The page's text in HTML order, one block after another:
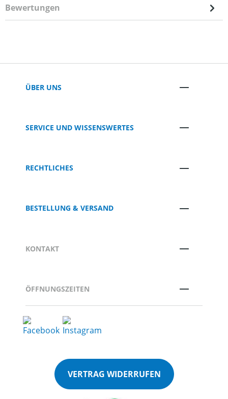
Bewertungen
ÜBER UNS
SERVICE UND WISSENSWERTES
RECHTLICHES
BESTELLUNG & VERSAND
KONTAKT
ÖFFNUNGSZEITEN
VERTRAG WIDERRUFEN